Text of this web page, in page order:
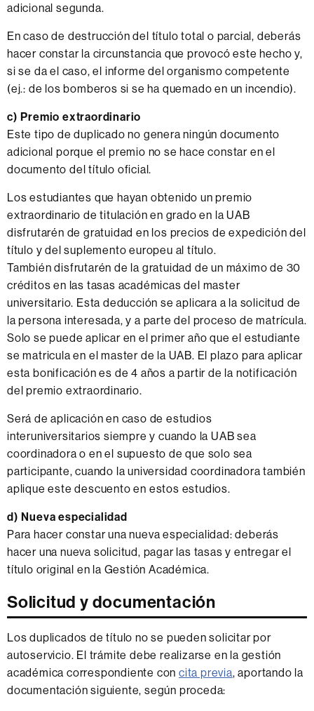
adicional segunda.
En caso de destrucción del título total o parcial, deberás
hacer constar la circunstancia que provocó este hecho y,
si se da el caso, el informe del organismo competente
(ej.: de los bomberos si se ha quemado en un incendio).
c) Premio extraordinario
Este tipo de duplicado no genera ningún documento
adicional porque el premio no se hace constar en el
documento del título oficial.
Los estudiantes que hayan obtenido un premio
extraordinario de titulación en grado en la UAB
disfrutarén de gratuidad en los precios de expedición del
título y del suplemento europeu al título.
También disfrutarén de la gratuidad de un máximo de 30
créditos en las tasas académicas del master
universitario. Esta deducción se aplicara a la solicitud de
la persona interesada, y a parte del proceso de matrícula.
Solo se puede aplicar en el primer año que el estudiante
se matricula en el master de la UAB. El plazo para aplicar
esta bonificación es de 4 años a partir de la notificación
del premio extraordinario.
Será de aplicación en caso de estudios
interuniversitarios siempre y cuando la UAB sea
coordinadora o en el supuesto de que solo sea
participante, cuando la universidad coordinadora también
aplique este descuento en estos estudios.
d) Nueva especialidad
Para hacer constar una nueva especialidad: deberás
hacer una nueva solicitud, pagar las tasas y entregar el
título original en la Gestión Académica.
Solicitud y documentación
Los duplicados de título no se pueden solicitar por
autoservicio. El trámite debe realizarse en la gestión
académica correspondiente concita previa, aportando la
documentación siguiente, según proceda: